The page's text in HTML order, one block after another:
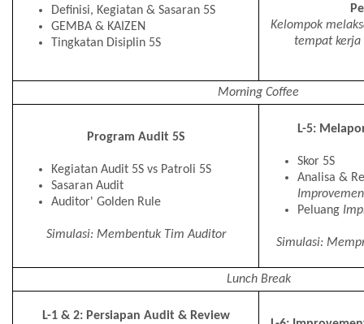
Definisi, Kegiatan & Sasaran 5S
GEMBA & KAIZEN
Tingkatan Disiplin 5S
Kelompok
tempat kerja
Morning Coffee
Program Audit 5S
Kegiatan Audit 5S vs Patroli 5S
Sasaran Audit
Auditor' Golden Rule
Simulasi: Membentuk Tim Auditor
L-5:
Skor 5S
Analisa &
Peluang
Simulasi:
Lunch Break
L-1 & 2: Persiapan Audit & Review